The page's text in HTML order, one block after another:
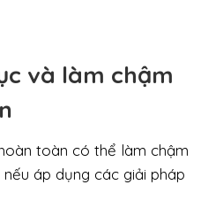
và làm chậm
toàn có thể làm chậm
áp dụng các giải pháp